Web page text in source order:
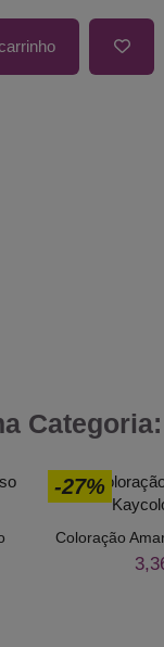
Categoria:
-27%
Coloração